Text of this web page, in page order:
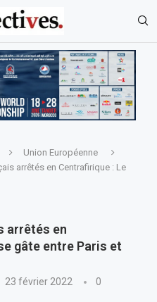
Union Européenne
arrêtés en Centrafirique : Le
arrêtés en
gâte entre Paris et
23 février 2022
0